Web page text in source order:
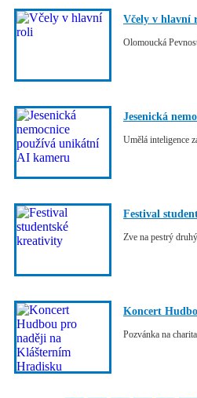
Včely v hlavní
Olomoucká
Jesenická
Umělá inteligence
Festival
Zve na pestrý
Koncert
Pozvánka na